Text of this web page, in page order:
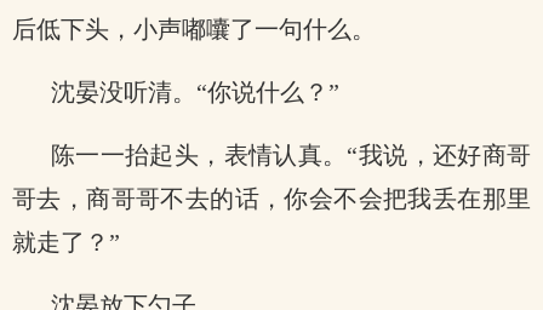
后低下头，小声嘟囔了一句什么。
沈晏没听清。“你说什么？”
陈一一抬起头，表情认真。“我说，还好商哥
哥去，商哥哥不去的话，你会不会把我丢在那里
就走了？”